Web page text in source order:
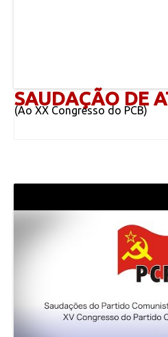
SAUDAÇÃO DE
(Ao XX Congresso do PCB)